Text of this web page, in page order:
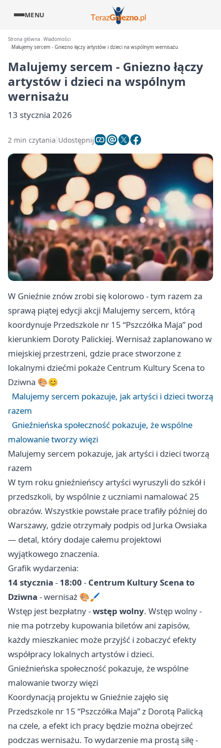
MENU
Strona główna Wiadomości
Malujemy sercem - Gniezno łączy artystów i dzieci na wspólnym wernisażu
Malujemy sercem - Gniezno łączy
artystów i dzieci na wspólnym
wernisażu
13 stycznia 2026
2 min czytania Udostępnij
W Gnieźnie znów zrobi się kolorowo - tym razem za
sprawą piątej edycji akcji Malujemy sercem, którą
koordynuje Przedszkole nr 15 “Pszczółka Maja” pod
kierunkiem Doroty Palickiej. Wernisaż zaplanowano w
miejskiej przestrzeni, gdzie prace stworzone z
lokalnymi dziećmi pokaże Centrum Kultury Scena to
Dziwna 🎨😊
Malujemy sercem pokazuje, jak artyści i dzieci tworzą
razem
Gnieźnieńska społeczność pokazuje, że wspólne
malowanie tworzy więzi
Malujemy sercem pokazuje, jak artyści i dzieci tworzą
razem
W tym roku gnieźnieńscy artyści wyruszyli do szkół i
przedszkoli, by wspólnie z uczniami namalować 25
obrazów. Wszystkie powstałe prace trafiły później do
Warszawy, gdzie otrzymały podpis od Jurka Owsiaka
— detal, który dodaje całemu projektowi
wyjątkowego znaczenia.
Grafik wydarzenia:
14 stycznia - 18:00 - Centrum Kultury Scena to
Dziwna - wernisaż 🎨🖌️
Wstęp jest bezpłatny -wstęp wolny. Wstęp wolny -
nie ma potrzeby kupowania biletów ani zapisów,
każdy mieszkaniec może przyjść i zobaczyć efekty
współpracy lokalnych artystów i dzieci.
Gnieźnieńska społeczność pokazuje, że wspólne
malowanie tworzy więzi
Koordynacją projektu w Gnieźnie zajęło się
Przedszkole nr 15 “Pszczółka Maja” z Dorotą Palicką
na czele, a efekt ich pracy będzie można obejrzeć
podczas wernisażu. To wydarzenie ma prostą siłę -